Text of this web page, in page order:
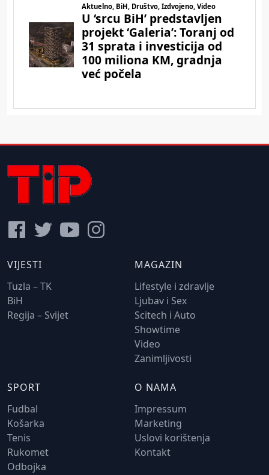
VIJESTI
Tuzla – TK
BiH
Regija – Svijet
MAGAZIN
Lifestyle i zdravlje
Ljubav i Sex
Scitech i Auto
Showtime
Video
Zanimljivosti
SPORT
Fudbal
Košarka
Tenis
Rukomet
Odbojka
O NAMA
Impressum
Marketing
Uslovi korištenja
Kontakt